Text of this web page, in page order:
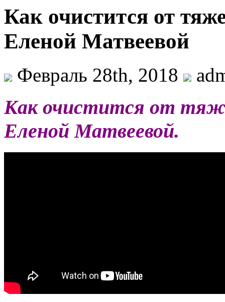
Как очистится от
Еленой Матвеевой
Февраль 28th, 2018
Как очистится от
Еленой Матвеевой.